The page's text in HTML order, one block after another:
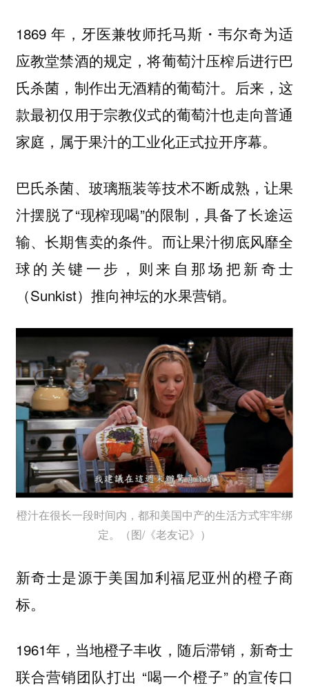
1869 年，牙医兼牧师托马斯・韦尔奇为适
应教堂禁酒的规定，将葡萄汁压榨后进行巴
氏杀菌，制作出无酒精的葡萄汁。后来，这
款最初仅用于宗教仪式的葡萄汁也走向普通
家庭，属于果汁的工业化正式拉开序幕。
巴氏杀菌、玻璃瓶装等技术不断成熟，让果
汁摆脱了“现榨现喝”的限制，具备了长途运
输、长期售卖的条件。而让果汁彻底风靡全
球的关键一步，则来自那场把新奇士
（Sunkist）推向神坛的水果营销。
橙汁在很长一段时间内，都和美国中产的生活方式牢牢绑
定。（图/《老友记》）
新奇士是源于美国加利福尼亚州的橙子商
标。
1961年，当地橙子丰收，随后滞销，新奇士
联合营销团队打出 “喝一个橙子” 的宣传口